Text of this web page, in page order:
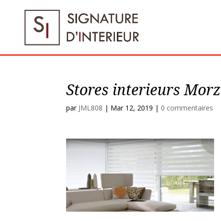
Stores interieurs
par JML808 | Mar 12, 2019 | 0 commentaires